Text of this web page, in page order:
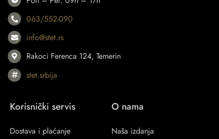
063/552-090
info@stet.rs
Rakoci Ferenca 124, Temerin
stet.srbija
Korisnički servis
Dostava i plaćanje
O nama
Naša izdanja